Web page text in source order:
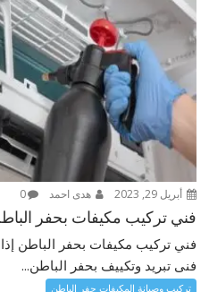
أبريل 29, 2023 هدى احمد 0
فني تركيب مكيفات بحفر الباطن
فني تركيب مكيفات بحفر الباطن
فنى تبريد وتكييف بحفر الباطن...
تركيب وصيانة المكيفات حفر الباطن